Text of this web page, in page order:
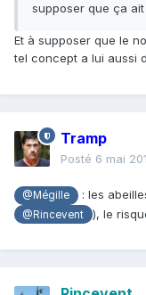
supposer que ça
Et à supposer que le
tel concept a lui aussi
Tramp
Posté 6 mai
@Mégille : les
@Rincevent ), le